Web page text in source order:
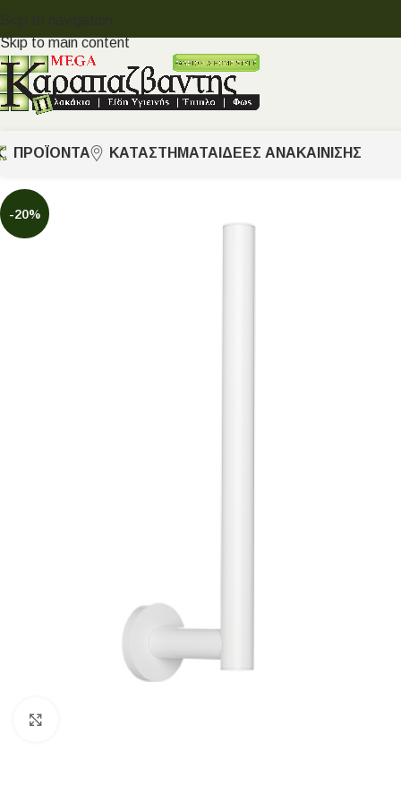
Skip to navigation
Skip to main content
ΠΡΟΪΟΝΤΑ ΚΑΤΑΣΤΗΜΑΤΑ ΙΔΈΕΣ ΑΝΑΚΑΊΝΙΣΗΣ
-20%